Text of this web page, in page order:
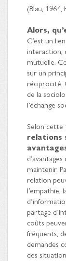
(Blau,
Alors,
C’est un
interaction,
mutuelle.
sur un
réciprocité.
de la
l’échange
Selon cette
relations
maintenir.
relation
l’empathie,
partage
coûts
fréquents,
demandes
des